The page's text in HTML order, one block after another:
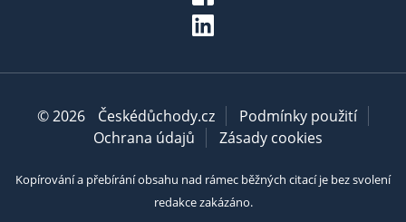
© 2026 Českédůchody.cz
Podmínky použití
Ochrana údajů
Zásady cookies
Kopírování a přebírání obsahu nad rámec běžných citací je bez svolení
redakce zakázáno.